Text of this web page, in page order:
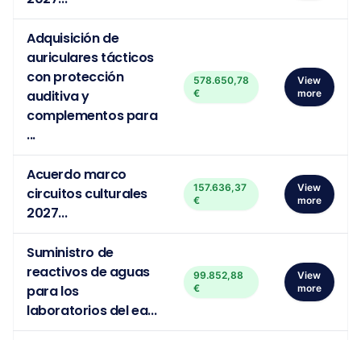
Adquisición de
auriculares tácticos
con protección
auditiva y
complementos para
...
578.650,78
€
View
more
Acuerdo marco
circuitos culturales
2027...
157.636,37
€
View
more
Suministro de
reactivos de aguas
para los
laboratorios del ea...
99.852,88
€
View
more